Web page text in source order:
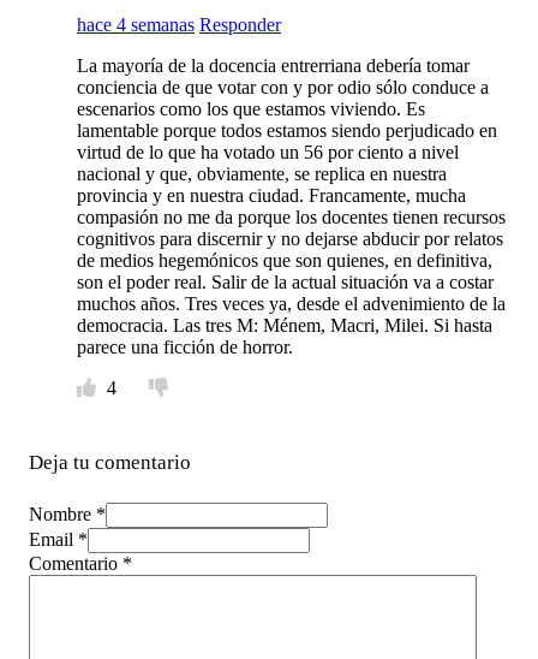
hace 4 semanas Responder
La mayoría de la docencia entrerriana debería tomar
conciencia de que votar con y por odio sólo conduce a
escenarios como los que estamos viviendo. Es
lamentable porque todos estamos siendo perjudicado en
virtud de lo que ha votado un 56 por ciento a nivel
nacional y que, obviamente, se replica en nuestra
provincia y en nuestra ciudad. Francamente, mucha
compasión no me da porque los docentes tienen recursos
cognitivos para discernir y no dejarse abducir por relatos
de medios hegemónicos que son quienes, en definitiva,
son el poder real. Salir de la actual situación va a costar
muchos años. Tres veces ya, desde el advenimiento de la
democracia. Las tres M: Ménem, Macri, Milei. Si hasta
parece una ficción de horror.
4
Deja tu comentario
Nombre *
Email *
Comentario *